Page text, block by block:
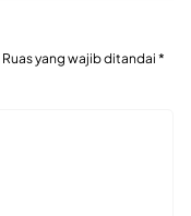
Ruas yang wajib ditandai *